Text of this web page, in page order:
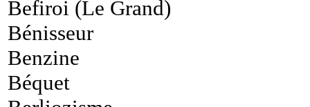
Befiroi (Le Grand)
Bénisseur
Benzine
Béquet